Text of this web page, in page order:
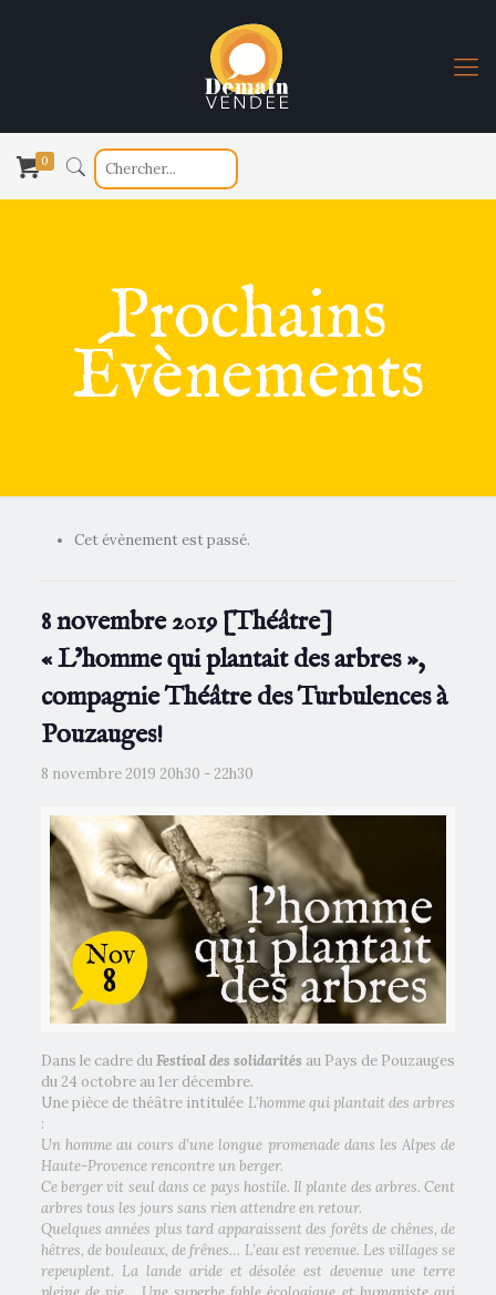
0
Prochains
Évènements
Cet évènement est passé.
8 novembre 2019 [Théâtre]
« L’homme qui plantait des arbres »,
compagnie Théâtre des Turbulences à
Pouzauges!
8 novembre 2019 20h30 - 22h30
Dans le cadre duFestival des solidarités au Pays de Pouzauges
du 24 octobre au 1er décembre.
Une pièce de théâtre intitulée L’homme qui plantait des arbres
:
Un homme au cours d’une longue promenade dans les Alpes de
Haute-Provence rencontre un berger.
Ce berger vit seul dans ce pays hostile. Il plante des arbres. Cent
arbres tous les jours sans rien attendre en retour.
Quelques années plus tard apparaissent des forêts de chênes, de
hêtres, de bouleaux, de frênes… L’eau est revenue. Les villages se
repeuplent. La lande aride et désolée est devenue une terre